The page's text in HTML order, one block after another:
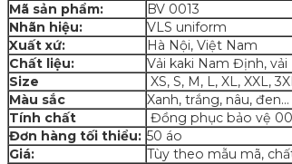
Mã sản phẩm:
BV 0013
Nhãn hiệu:
VLS uniform
Xuất xứ:
Hà Nội, Việt Nam
Chất liệu:
Vải kaki Nam Định,
Size
XS, S, M, L, XL, XXL,
Màu sắc
Xanh, trắng, nâu,
Tính chất
Đồng phục bảo vệ
Đơn hàng tối thiểu: 50 áo
Giá:
Tùy theo mẫu mã,